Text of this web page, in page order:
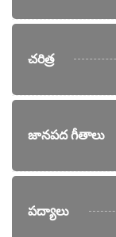
చరిత్ర
జానపద గీతాలు
పద్యాలు